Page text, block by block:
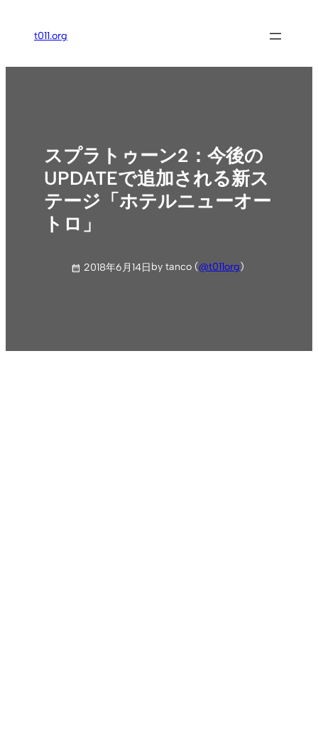
ス
t011.org
スプラトゥーン2：今後の
UPDATEで追加される新ス
テージ「ホテルニューオー
トロ」
2018年6月14日by tanco (@t011org)